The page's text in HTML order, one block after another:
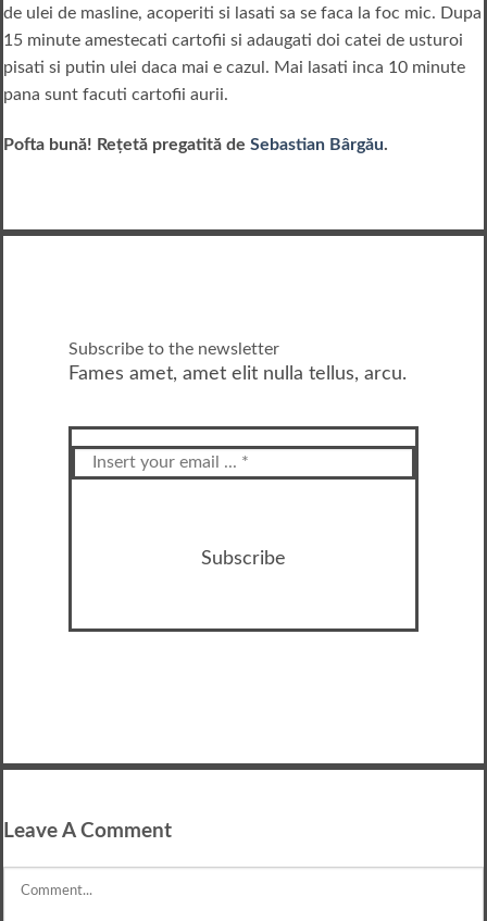
de ulei de masline, acoperiti si lasati sa se faca la foc mic. Dupa
15 minute amestecati cartofii si adaugati doi catei de usturoi
pisati si putin ulei daca mai e cazul. Mai lasati inca 10 minute
pana sunt facuti cartofii aurii.
Pofta bună! Rețetă pregatită de Sebastian Bârgău.
Subscribe to the newsletter
Fames amet, amet elit nulla tellus, arcu.
Subscribe
Leave A Comment